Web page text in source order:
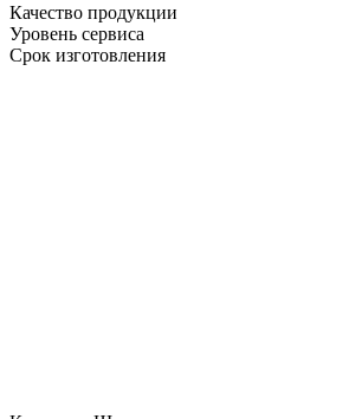
Качество продукции
Уровень сервиса
Срок изготовления